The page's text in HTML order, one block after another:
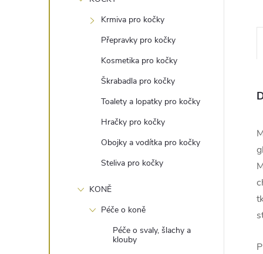
Krmiva pro kočky
Přepravky pro kočky
Kosmetika pro kočky
Škrabadla pro kočky
Toalety a lopatky pro kočky
Hračky pro kočky
Obojky a vodítka pro kočky
Steliva pro kočky
KONĚ
Péče o koně
Péče o svaly, šlachy a
klouby